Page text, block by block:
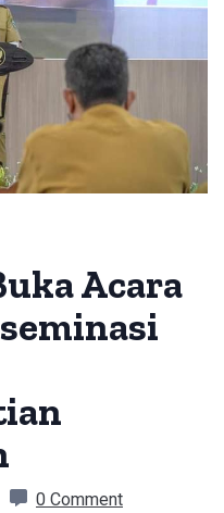
Acara
0 Comment